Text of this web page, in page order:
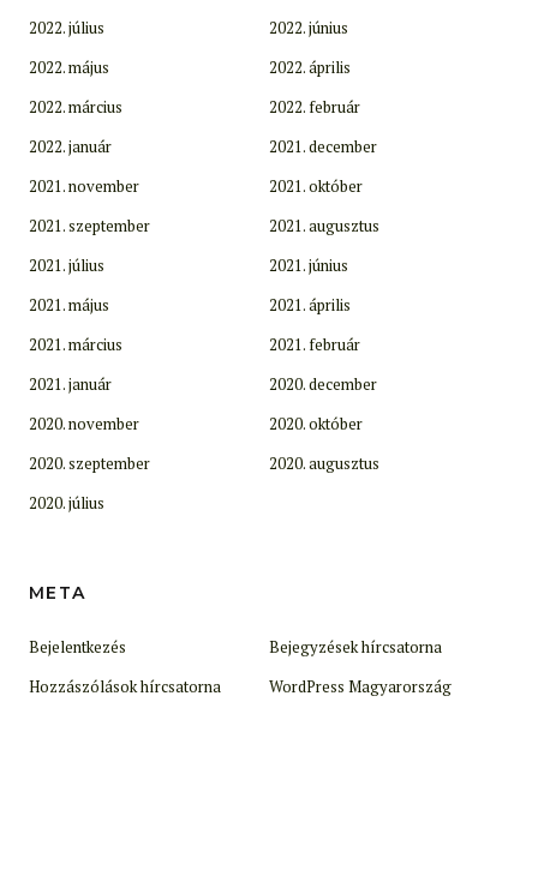
2022. július
2022. június
2022. május
2022. április
2022. március
2022. február
2022. január
2021. december
2021. november
2021. október
2021. szeptember
2021. augusztus
2021. július
2021. június
2021. május
2021. április
2021. március
2021. február
2021. január
2020. december
2020. november
2020. október
2020. szeptember
2020. augusztus
2020. július
META
Bejelentkezés
Bejegyzések hírcsatorna
Hozzászólások hírcsatorna
WordPress Magyarország